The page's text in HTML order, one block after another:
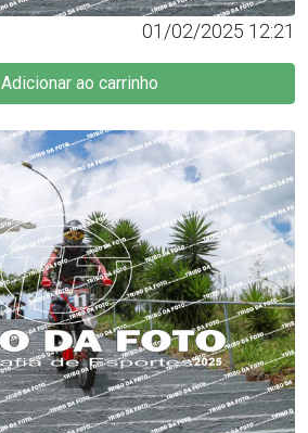
01/02/2025 12:21
Adicionar ao carrinho